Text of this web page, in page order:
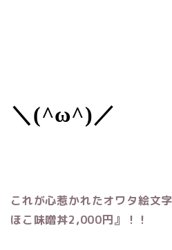
＼(^ω^)／
これが心惹かれたオワタ絵文
ほこ味噌丼2,000円』！！